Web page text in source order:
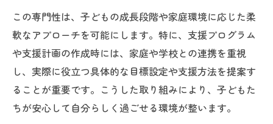
児童指導員が重視する個別支援計画と連携
発達に寄り添う児童指導員の具体的な取り組み
事例
児童指導員が導く放課後等デイサービス支
援の実例
この専門性は、子どもの成長段階や家庭環境に応じた柔
軟なアプローチを可能にします。特に、支援プログラム
や支援計画の作成時には、家庭や学校との連携を重視
し、実際に役立つ具体的な目標設定や支援方法を提案す
ることが重要です。こうした取り組みにより、子どもた
ちが安心して自分らしく過ごせる環境が整います。